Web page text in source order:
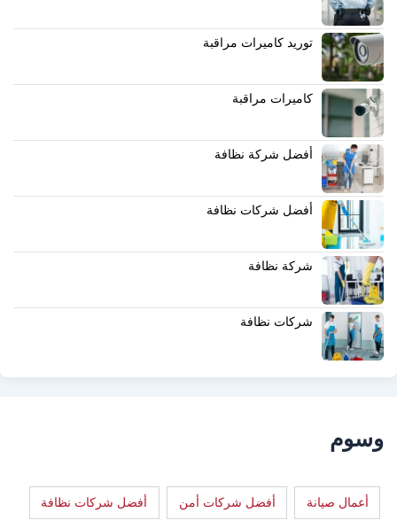
توريد كاميرات مراقبة
كاميرات مراقبة
أفضل شركة نظافة
أفضل شركات نظافة
شركة نظافة
شركات نظافة
وسوم
أعمال صيانة أفضل شركات أمن أفضل شركات نظافة